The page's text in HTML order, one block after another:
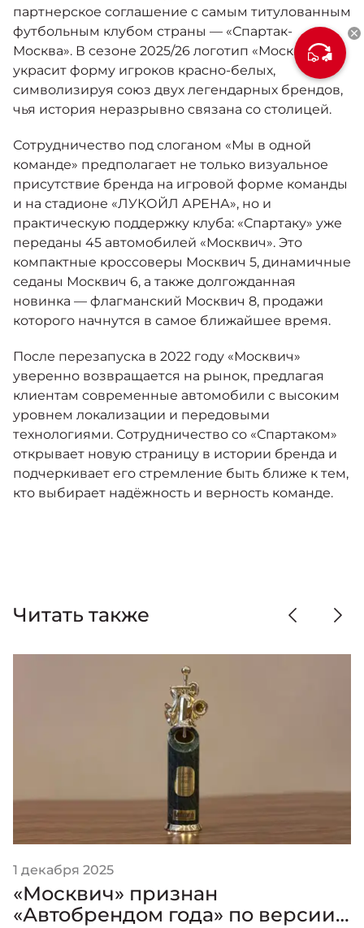
Яркий динамичный седан
от 2 237 000 ₽*
Кроссовер, создающий равные
возможности
от 2 069 000 ₽*
Москвич 8
Практичный семиместный
кроссовер
от 3 125 000 ₽*
Кредитные программы
Спецпредложения
Калькулятор трейд-ин
Страховые программы
Моторное масло
СЕРВИСНЫЕ АКЦИИ
АКСЕССУАРЫ
КОНТАКТЫ
партнерское соглашение с самым титулованным
футбольным клубом страны — «Спартак-
Москва». В сезоне 2025/26 логотип «Москвича»
украсит форму игроков красно-белых,
символизируя союз двух легендарных брендов,
чья история неразрывно связана со столицей.
Сотрудничество под слоганом «Мы в одной
команде» предполагает не только визуальное
присутствие бренда на игровой форме команды
и на стадионе «ЛУКОЙЛ АРЕНА», но и
практическую поддержку клуба: «Спартаку» уже
переданы 45 автомобилей «Москвич». Это
компактные кроссоверы Москвич 5, динамичные
седаны Москвич 6, а также долгожданная
новинка — флагманский Москвич 8, продажи
которого начнутся в самое ближайшее время.
После перезапуска в 2022 году «Москвич»
уверенно возвращается на рынок, предлагая
клиентам современные автомобили с высоким
уровнем локализации и передовыми
технологиями. Сотрудничество со «Спартаком»
открывает новую страницу в истории бренда и
подчеркивает его стремление быть ближе к тем,
кто выбирает надёжность и верность команде.
Читать также
1 декабря 2025
«Москвич» признан
«Автобрендом года» по версии